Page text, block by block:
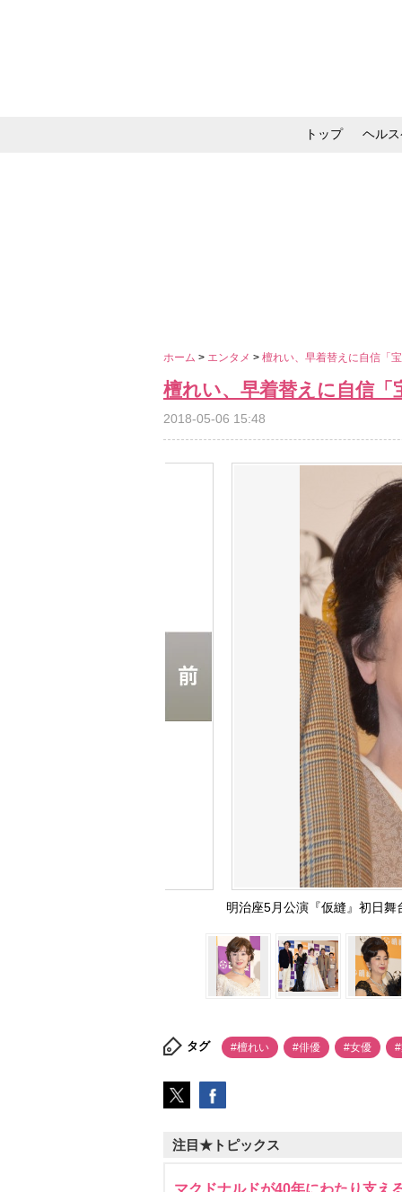
トップ ヘル
ホーム > エンタメ > 檀れい、早着替えに自信「
檀れい、早着替えに自信「
2018-05-06 15:48
明治座5月公演『仮縫』初日
タグ #檀れい #俳優 #女優
注目★トピックス
マクドナルドが40年にわたり支え